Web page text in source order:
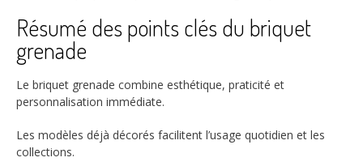
Résumé des points clés du briquet
grenade
Le briquet grenade combine esthétique, praticité et
personnalisation immédiate.
Les modèles déjà décorés facilitent l’usage quotidien et les
collections.